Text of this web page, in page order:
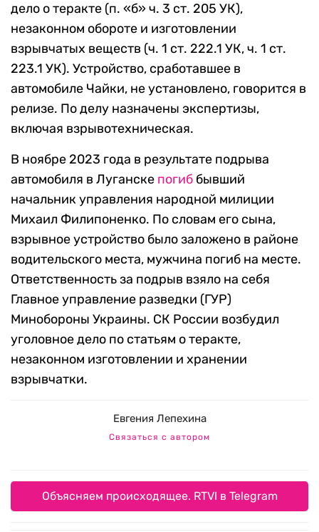
дело о теракте (п. «б» ч. 3 ст. 205 УК),
незаконном обороте и изготовлении
взрывчатых веществ (ч. 1 ст. 222.1 УК, ч. 1 ст.
223.1 УК). Устройство, сработавшее в
автомобиле Чайки, не установлено, говорится в
релизе. По делу назначены экспертизы,
включая взрывотехническая.
В ноябре 2023 года в результате подрыва
автомобиля в Луганске погиб бывший
начальник управления народной милиции
Михаил Филипоненко. По словам его сына,
взрывное устройство было заложено в районе
водительского места, мужчина погиб на месте.
Ответственность за подрыв взяло на себя
Главное управление разведки (ГУР)
Минобороны Украины. СК России возбудил
уголовное дело по статьям о теракте,
незаконном изготовлении и хранении
взрывчатки.
Евгения Лепехина
Связаться с автором
Объясняем происходящее. RTVI в Telegram